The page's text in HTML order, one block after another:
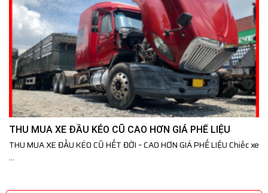
THU MUA XE ĐẦU KÉO CŨ CAO HƠN GIÁ PHẾ LIỆU
THU MUA XE ĐẦU KÉO CŨ HẾT ĐỜI – CAO HƠN GIÁ PHẾ LIỆU Chiếc xe
...